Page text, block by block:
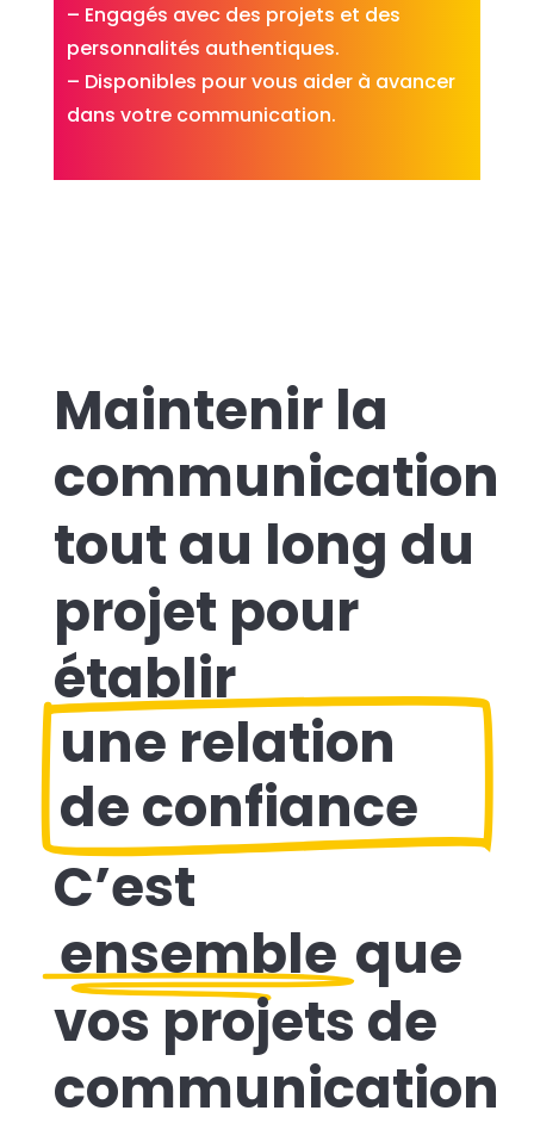
– Engagés avec des projets et des
personnalités authentiques.
– Disponibles pour vous aider à avancer
dans votre communication.
Maintenir la
communication
tout au long du
projet pour
établir
une relation
de confiance
C’est
ensemble que
vos projets de
communication